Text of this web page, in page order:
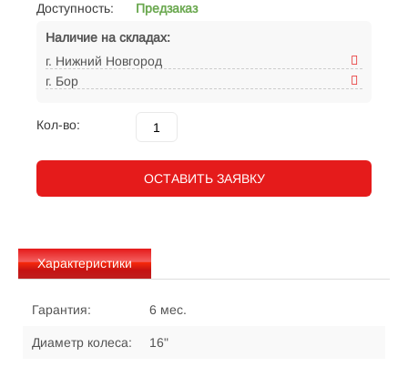
Доступность:
Предзаказ
Наличие на складах:
г. Нижний Новгород
г. Бор
Кол-во:
ОСТАВИТЬ ЗАЯВКУ
Характеристики
Гарантия: 6 мес.
Диаметр колеса: 16"